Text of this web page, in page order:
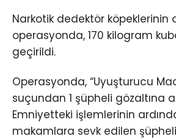
Narkotik dedektör köpeklerinin
operasyonda, 170 kilogram
geçirildi.
Operasyonda, “Uyuşturucu
suçundan 1 şüpheli gözaltına
Emniyetteki işlemlerinin
makamlara sevk edilen şüpheli,